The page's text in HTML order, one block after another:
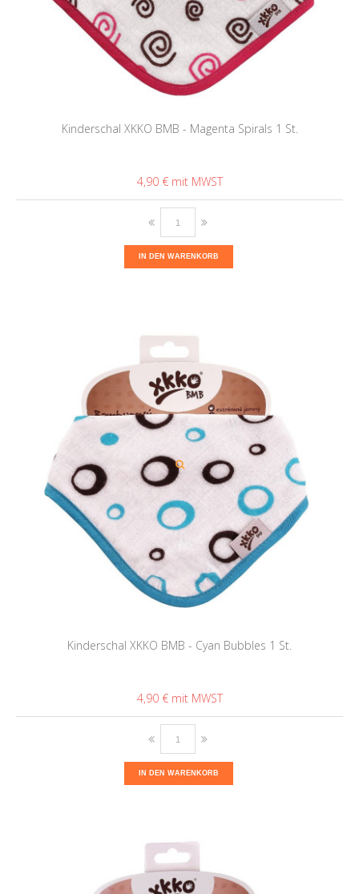
Kinderschal XKKO BMB - Magenta Spirals 1 St.
4,90 €
IN DEN WARENKORB
Kinderschal XKKO BMB - Cyan Bubbles 1 St.
4,90 €
IN DEN WARENKORB